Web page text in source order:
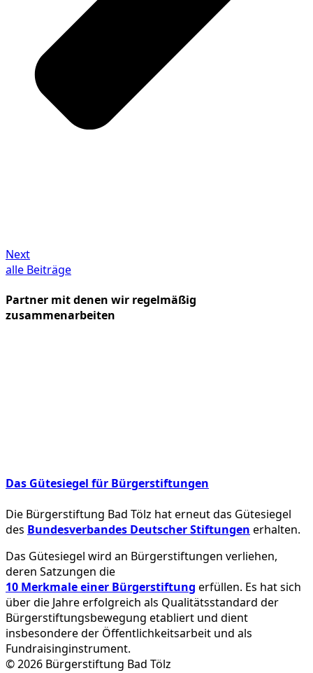
Next
alle Beiträge
Partner mit denen wir regelmäßig
zusammenarbeiten
Das Gütesiegel für Bürgerstiftungen
Die Bürgerstiftung Bad Tölz hat erneut das Gütesiegel
des Bundesverbandes Deutscher Stiftungen erhalten.
Das Gütesiegel wird an Bürgerstiftungen verliehen,
deren Satzungen die
10 Merkmale einer Bürgerstiftung erfüllen. Es hat sich
über die Jahre erfolgreich als Qualitätsstandard der
Bürgerstiftungsbewegung etabliert und dient
insbesondere der Öffentlichkeitsarbeit und als
Fundraisinginstrument.
© 2026 Bürgerstiftung Bad Tölz